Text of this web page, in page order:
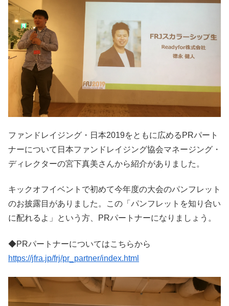
ファンドレイジング・日本2019をともに広めるPRパート
ナーについて日本ファンドレイジング協会マネージング・
ディレクターの宮下真美さんから紹介がありました。
キックオフイベントで初めて今年度の大会のパンフレット
のお披露目がありました。この「パンフレットを知り合い
に配れるよ」という方、PRパートナーになりましょう。
◆PRパートナーについてはこちらから
https://jfra.jp/frj/pr_partner/index.html